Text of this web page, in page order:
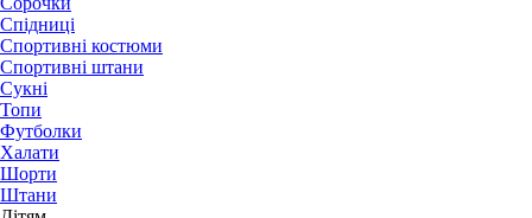
Спідниці
Спортивні костюми
Спортивні штани
Сукні
Топи
Футболки
Халати
Шорти
Штани